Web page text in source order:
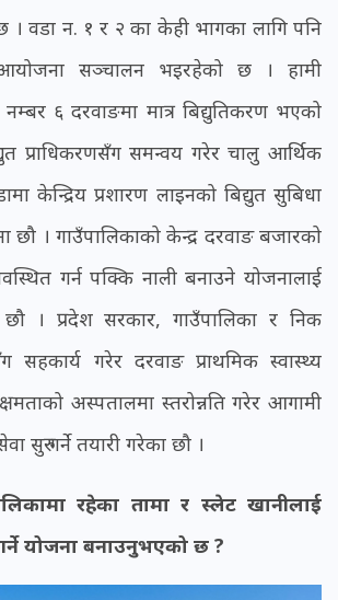
। वडा न. १ र २ का केही भागका लागि पनि
सञ्चालन भइरहेको छ । हामी
नम्बर ६ दरवाङमा मात्र बिद्युतिकरण भएको
प्राधिकरणसँग समन्वय गरेर चालु आर्थिक
केन्द्रिय प्रशारण लाइनको बिद्युत सुबिधा
छौ । गाउँपालिकाको केन्द्र दरवाङ बजारको
गर्न पक्कि नाली बनाउने योजनालाई
छौ । प्रदेश सरकार, गाउँपालिका र निक
सहकार्य गरेर दरवाङ प्राथमिक स्वास्थ्य
अस्पतालमा स्तरोन्नति गरेर आगामी
सुरु गर्ने तयारी गरेका छौ ।
रहेका तामा र स्लेट खानीलाई
योजना बनाउनुभएको छ ?